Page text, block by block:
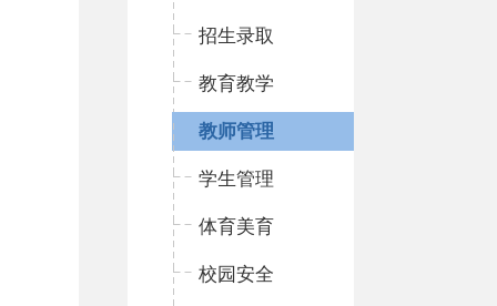
招生录取
教育教学
教师管理
学生管理
体育美育
校园安全